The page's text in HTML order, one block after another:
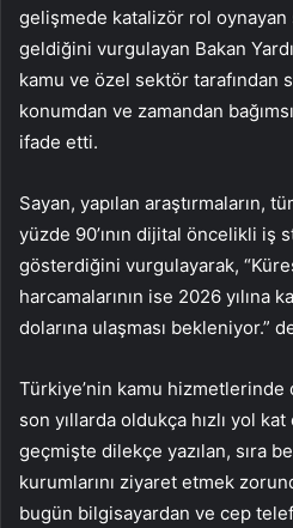
gelişmede katalizör rol
geldiğini vurgulayan Bakan
kamu ve özel sektör tarafından
konumdan ve zamandan
ifade etti.
Sayan, yapılan araştırmaların,
yüzde 90’ının dijital öncelikli
gösterdiğini vurgulayarak,
harcamalarının ise 2026 yılına
dolarına ulaşması bekleniyor.”
Türkiye’nin kamu
son yıllarda oldukça hızlı yol
geçmişte dilekçe yazılan, sıra
kurumlarını ziyaret etmek
bugün bilgisayardan ve cep